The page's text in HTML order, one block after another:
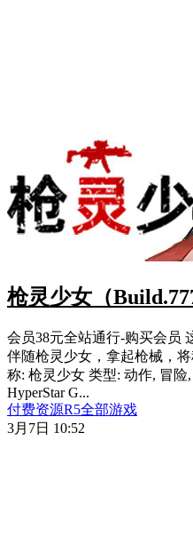
枪灵少女（
会员38元全站通行-购买会员
伴随枪灵少女，拿起枪械，
称: 枪灵少女 类型: 动作, 冒险
HyperStar G...
付费资源R5全部游戏
3月7日 10:52